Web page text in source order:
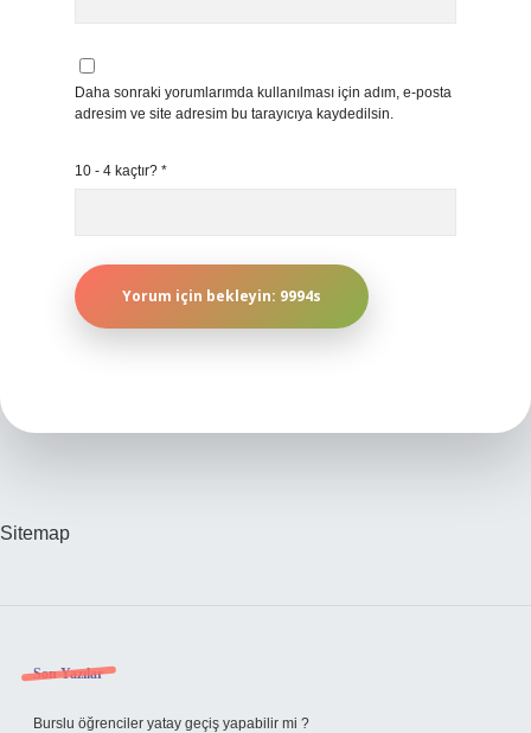
Daha sonraki yorumlarımda kullanılması için adım, e-posta
adresim ve site adresim bu tarayıcıya kaydedilsin.
10 - 4 kaçtır? *
Sitemap
Sidebar
Son Yazılar
Burslu öğrenciler yatay geçiş yapabilir mi ?